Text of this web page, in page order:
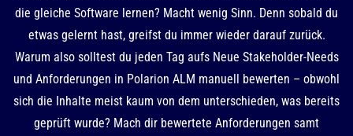
die gleiche Software lernen? Macht wenig Sinn. Denn sobald du
etwas gelernt hast, greifst du immer wieder darauf zurück.
Warum also solltest du jeden Tag aufs Neue Stakeholder-Needs
und Anforderungen in Polarion ALM manuell bewerten – obwohl
sich die Inhalte meist kaum von dem unterschieden, was bereits
geprüft wurde? Mach dir bewertete Anforderungen samt